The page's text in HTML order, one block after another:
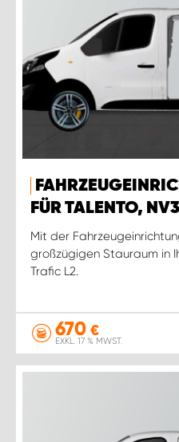
FÜR TALENTO,
Mit der
großzügigen Stauraum in
Trafic L2.
670 €
EXKL. 17 % MWST.